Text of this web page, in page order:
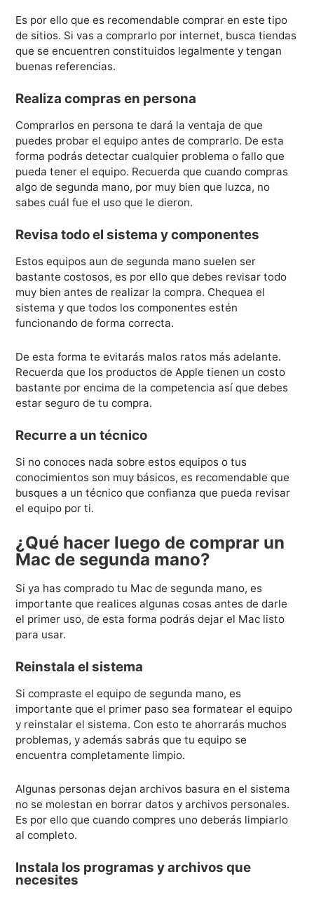
Es por ello que es recomendable comprar en este tipo
de sitios. Si vas a comprarlo por internet, busca tiendas
que se encuentren constituidos legalmente y tengan
buenas referencias.
Realiza compras en persona
Comprarlos en persona te dará la ventaja de que
puedes probar el equipo antes de comprarlo. De esta
forma podrás detectar cualquier problema o fallo que
pueda tener el equipo. Recuerda que cuando compras
algo de segunda mano, por muy bien que luzca, no
sabes cuál fue el uso que le dieron.
Revisa todo el sistema y componentes
Estos equipos aun de segunda mano suelen ser
bastante costosos, es por ello que debes revisar todo
muy bien antes de realizar la compra. Chequea el
sistema y que todos los componentes estén
funcionando de forma correcta.
De esta forma te evitarás malos ratos más adelante.
Recuerda que los productos de Apple tienen un costo
bastante por encima de la competencia así que debes
estar seguro de tu compra.
Recurre a un técnico
Si no conoces nada sobre estos equipos o tus
conocimientos son muy básicos, es recomendable que
busques a un técnico que confianza que pueda revisar
el equipo por ti.
¿Qué hacer luego de comprar un
Mac de segunda mano?
Si ya has comprado tu Mac de segunda mano, es
importante que realices algunas cosas antes de darle
el primer uso, de esta forma podrás dejar el Mac listo
para usar.
Reinstala el sistema
Si compraste el equipo de segunda mano, es
importante que el primer paso sea formatear el equipo
y reinstalar el sistema. Con esto te ahorrarás muchos
problemas, y además sabrás que tu equipo se
encuentra completamente limpio.
Algunas personas dejan archivos basura en el sistema
no se molestan en borrar datos y archivos personales.
Es por ello que cuando compres uno deberás limpiarlo
al completo.
Instala los programas y archivos que
necesites